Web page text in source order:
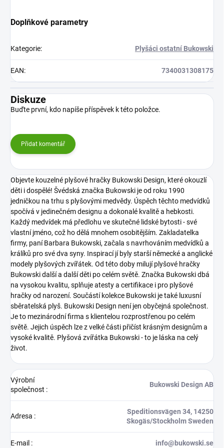
Doplňkové parametry
Kategorie: Plyšáci ostatní Bukowski
EAN: 7340031308175
Diskuze
Buďte první, kdo napíše příspěvek k této položce.
Přidat komentář
Objevte kouzelné plyšové hračky Bukowski Design, které okouzlí
děti i dospělé! Švédská značka Bukowski je od roku 1990
jedničkou na trhu s plyšovými medvědy. Úspěch těchto medvídků
spočívá v jedinečném designu a dokonalé kvalitě a hebkosti.
Každý medvídek má předlohu ve skutečné lidské bytosti - své
vlastní jméno, což ho dělá mnohem osobitějším. Zakladatelka
firmy, paní Barbara Bukowski, začala s navrhováním medvídků a
králíků pro své dva syny. Inspirací jí byly starší německé a anglické
modely plyšových zvířátek. Od této doby milují plyšové hračky
Bukowski další a další děti po celém světě. Značka Bukowski dbá
na vysokou kvalitu, splňuje atesty a certifikace i pro plyšové
hračky od narození. Součástí kolekce Bukowski je také luxusní
sběratelská plyš. Bukowski Design není jen obyčejná společnost.
Je to mezinárodní firma s klientelou rozprostřenou po celém
světě. Jejich úspěch lze z velké části přičíst krásným designům a
vysoké kvalitě. Plyšová zvířátka Bukowski - to je láska na celý
život.
Výrobní
společnost :
Bukowski Design AB
Adresa :
Speditionsvägen 34, 14250
Skogäs/Stockholm Sweden
E-mail : info@bukowski.se